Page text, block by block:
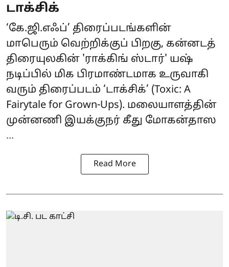
டாக்சிக்
‘கே.ஜி.எஃப்’ திரைப்படங்களின்
மாபெரும் வெற்றிக்குப் பிறகு, கன்னடத்
திரையுலகின் 'ராக்கிங் ஸ்டார்' யஷ்
நடிப்பில் மிக பிரமாண்டமாக உருவாகி
வரும் திரைப்படம் ‘டாக்சிக்’ (Toxic: A
Fairytale for Grown-Ups). மலையாளத்தின்
முன்னணி இயக்குநர் கீது மோகன்தாஸ
...
Read More